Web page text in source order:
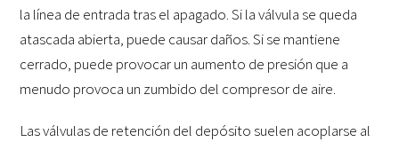
la línea de entrada tras el apagado. Si la válvula se queda
atascada abierta, puede causar daños. Si se mantiene
cerrado, puede provocar un aumento de presión que a
menudo provoca un zumbido del compresor de aire.
Las válvulas de retención del depósito suelen acoplarse al